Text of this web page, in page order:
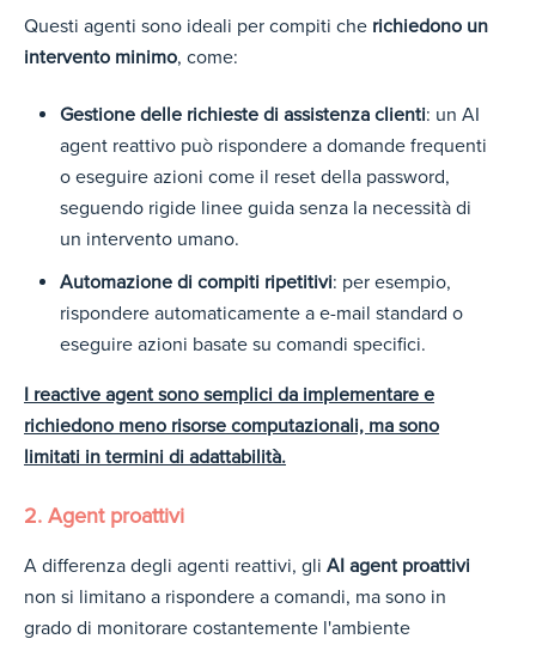
Questi agenti sono ideali per compiti che richiedono un
intervento minimo, come:
Gestione delle richieste di assistenza clienti: un AI
agent reattivo può rispondere a domande frequenti
o eseguire azioni come il reset della password,
seguendo rigide linee guida senza la necessità di
un intervento umano.
Automazione di compiti ripetitivi: per esempio,
rispondere automaticamente a e-mail standard o
eseguire azioni basate su comandi specifici.
I reactive agent sono semplici da implementare e
richiedono meno risorse computazionali, ma sono
limitati in termini di adattabilità.
2. Agent proattivi
A differenza degli agenti reattivi, gli AI agent proattivi
non si limitano a rispondere a comandi, ma sono in
grado di monitorare costantemente l'ambiente